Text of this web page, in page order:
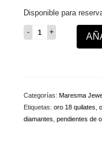
Disponible para
Pendientes
de
2180392
cantidad
Categorías: Maresma
Etiquetas: oro 18 quilates
diamantes pendientes de